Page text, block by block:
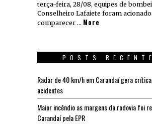
terça-feira, 28/08, equipes de
Conselheiro Lafaiete foram
comparecer … More
POSTS
Radar de 40 km/h em Carandaí gera
acidentes
Maior incêndio as margens da rodovia foi
Carandaí pela EPR